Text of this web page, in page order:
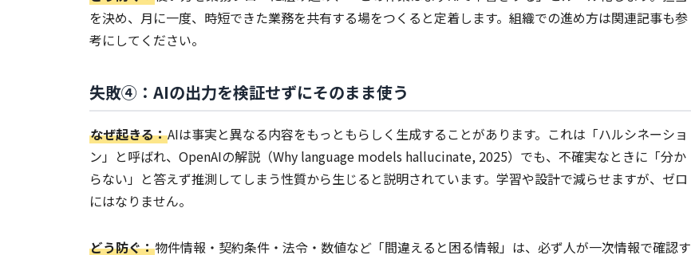
を決め、月に一度、時短できた業務を共有する場をつくると定着します。組織での進め方は関連記事も参
考にしてください。
失敗④：AIの出力を検証せずにそのまま使う
なぜ起きる：AIは事実と異なる内容をもっともらしく生成することがあります。これは「ハルシネーショ
ン」と呼ばれ、OpenAIの解説（Why language models hallucinate, 2025）でも、不確実なときに「分か
らない」と答えず推測してしまう性質から生じると説明されています。学習や設計で減らせますが、ゼロ
にはなりません。
どう防ぐ：物件情報・契約条件・法令・数値など「間違えると困る情報」は、必ず人が一次情報で確認す